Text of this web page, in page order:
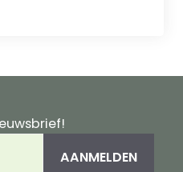
AANMELDEN